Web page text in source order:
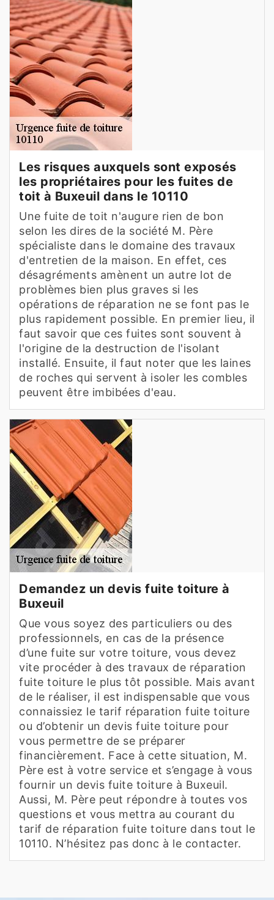
Les risques auxquels sont exposés
les propriétaires pour les fuites de
toit à Buxeuil dans le 10110
Une fuite de toit n'augure rien de bon
selon les dires de la société M. Père
spécialiste dans le domaine des travaux
d'entretien de la maison. En effet, ces
désagréments amènent un autre lot de
problèmes bien plus graves si les
opérations de réparation ne se font pas le
plus rapidement possible. En premier lieu, il
faut savoir que ces fuites sont souvent à
l'origine de la destruction de l'isolant
installé. Ensuite, il faut noter que les laines
de roches qui servent à isoler les combles
peuvent être imbibées d'eau.
Demandez un devis fuite toiture à
Buxeuil
Que vous soyez des particuliers ou des
professionnels, en cas de la présence
d’une fuite sur votre toiture, vous devez
vite procéder à des travaux de réparation
fuite toiture le plus tôt possible. Mais avant
de le réaliser, il est indispensable que vous
connaissiez le tarif réparation fuite toiture
ou d’obtenir un devis fuite toiture pour
vous permettre de se préparer
financièrement. Face à cette situation, M.
Père est à votre service et s’engage à vous
fournir un devis fuite toiture à Buxeuil.
Aussi, M. Père peut répondre à toutes vos
questions et vous mettra au courant du
tarif de réparation fuite toiture dans tout le
10110. N’hésitez pas donc à le contacter.